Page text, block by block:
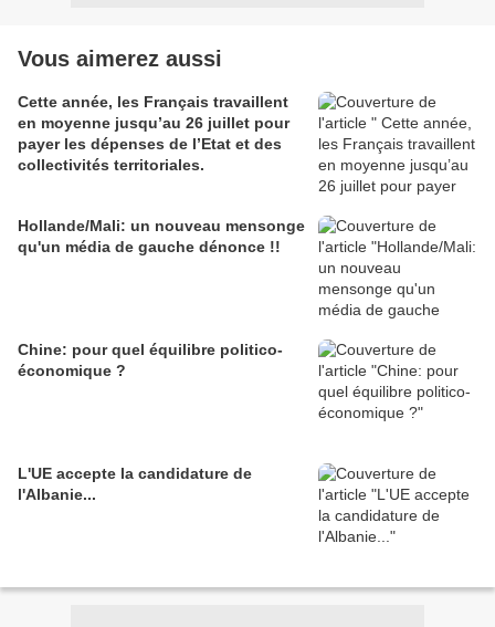
Vous aimerez aussi
Cette année, les Français travaillent
en moyenne jusqu’au 26 juillet pour
payer les dépenses de l’Etat et des
collectivités territoriales.
Hollande/Mali: un nouveau mensonge
qu'un média de gauche dénonce !!
Chine: pour quel équilibre politico-
économique ?
L'UE accepte la candidature de
l'Albanie...